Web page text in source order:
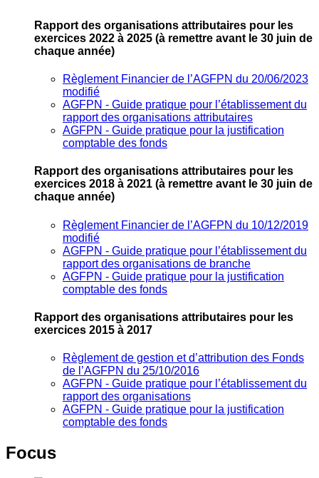
Rapport des organisations attributaires pour les
exercices 2022 à 2025 (à remettre avant le 30 juin de
chaque année)
Règlement Financier de l’AGFPN du 20/06/2023
modifié
AGFPN ‐ Guide pratique pour l’établissement du
rapport des organisations attributaires
AGFPN ‐ Guide pratique pour la justification
comptable des fonds
Rapport des organisations attributaires pour les
exercices 2018 à 2021 (à remettre avant le 30 juin de
chaque année)
Règlement Financier de l’AGFPN du 10/12/2019
modifié
AGFPN ‐ Guide pratique pour l’établissement du
rapport des organisations de branche
AGFPN ‐ Guide pratique pour la justification
comptable des fonds
Rapport des organisations attributaires pour les
exercices 2015 à 2017
Règlement de gestion et d’attribution des Fonds
de l’AGFPN du 25/10/2016
AGFPN ‐ Guide pratique pour l’établissement du
rapport des organisations
AGFPN ‐ Guide pratique pour la justification
comptable des fonds
Focus